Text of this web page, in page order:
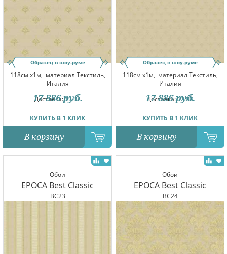
Образец в шоу-руме
118см x1м, материал Текстиль,
Италия
Доставка:12.08
КУПИТЬ В 1 КЛИК
17 886 руб.
В корзину
Образец в шоу-руме
118см x1м, материал Текстиль,
Италия
Доставка:12.08
КУПИТЬ В 1 КЛИК
17 886 руб.
В корзину
Обои
EPOCA Best Classic
BC23
Обои
EPOCA Best Classic
BC24